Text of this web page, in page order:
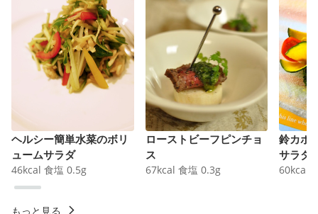
ヘルシー簡単水菜のボリ
ュームサラダ
46kcal 食塩 0.5g
ローストビーフピンチョ
ス
67kcal 食塩 0.3g
鈴カボ
サラダ
60kcal
もっと見る